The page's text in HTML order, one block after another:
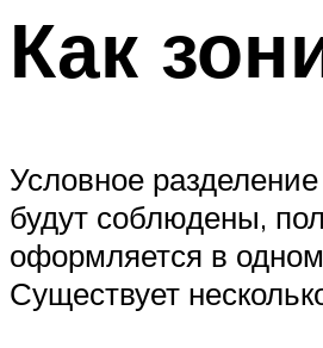
Как
Условное
будут соблюдены,
оформляется в
Существует